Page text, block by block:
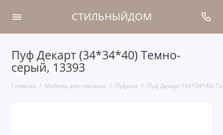
СТИЛЬНЫЙДОМ
Пуф Декарт (34*34*40) Темно-
серый, 13393
Главная Мебель для спальни Пуфики Пуф Декарт (34*34*40)